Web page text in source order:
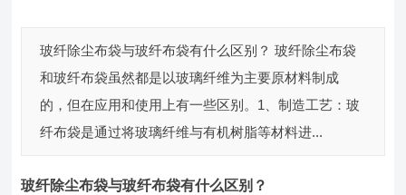
玻纤除尘布袋与玻纤布袋有什么区别？ 玻纤除尘布袋
和玻纤布袋虽然都是以玻璃纤维为主要原材料制成
的，但在应用和使用上有一些区别。1、制造工艺：玻
纤布袋是通过将玻璃纤维与有机树脂等材料进...
玻纤除尘布袋与玻纤布袋有什么区别？